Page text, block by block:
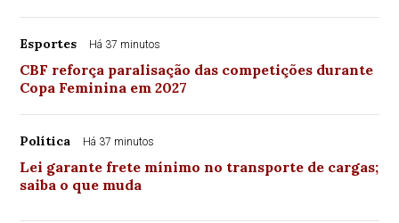
Esportes Há 37 minutos
CBF reforça paralisação das competições durante
Copa Feminina em 2027
Política Há 37 minutos
Lei garante frete mínimo no transporte de cargas;
saiba o que muda